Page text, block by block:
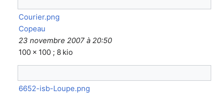
Courier.png
Copeau
23 novembre 2007 à 20:50
100 × 100 ; 8 kio
6652-isb-Loupe.png